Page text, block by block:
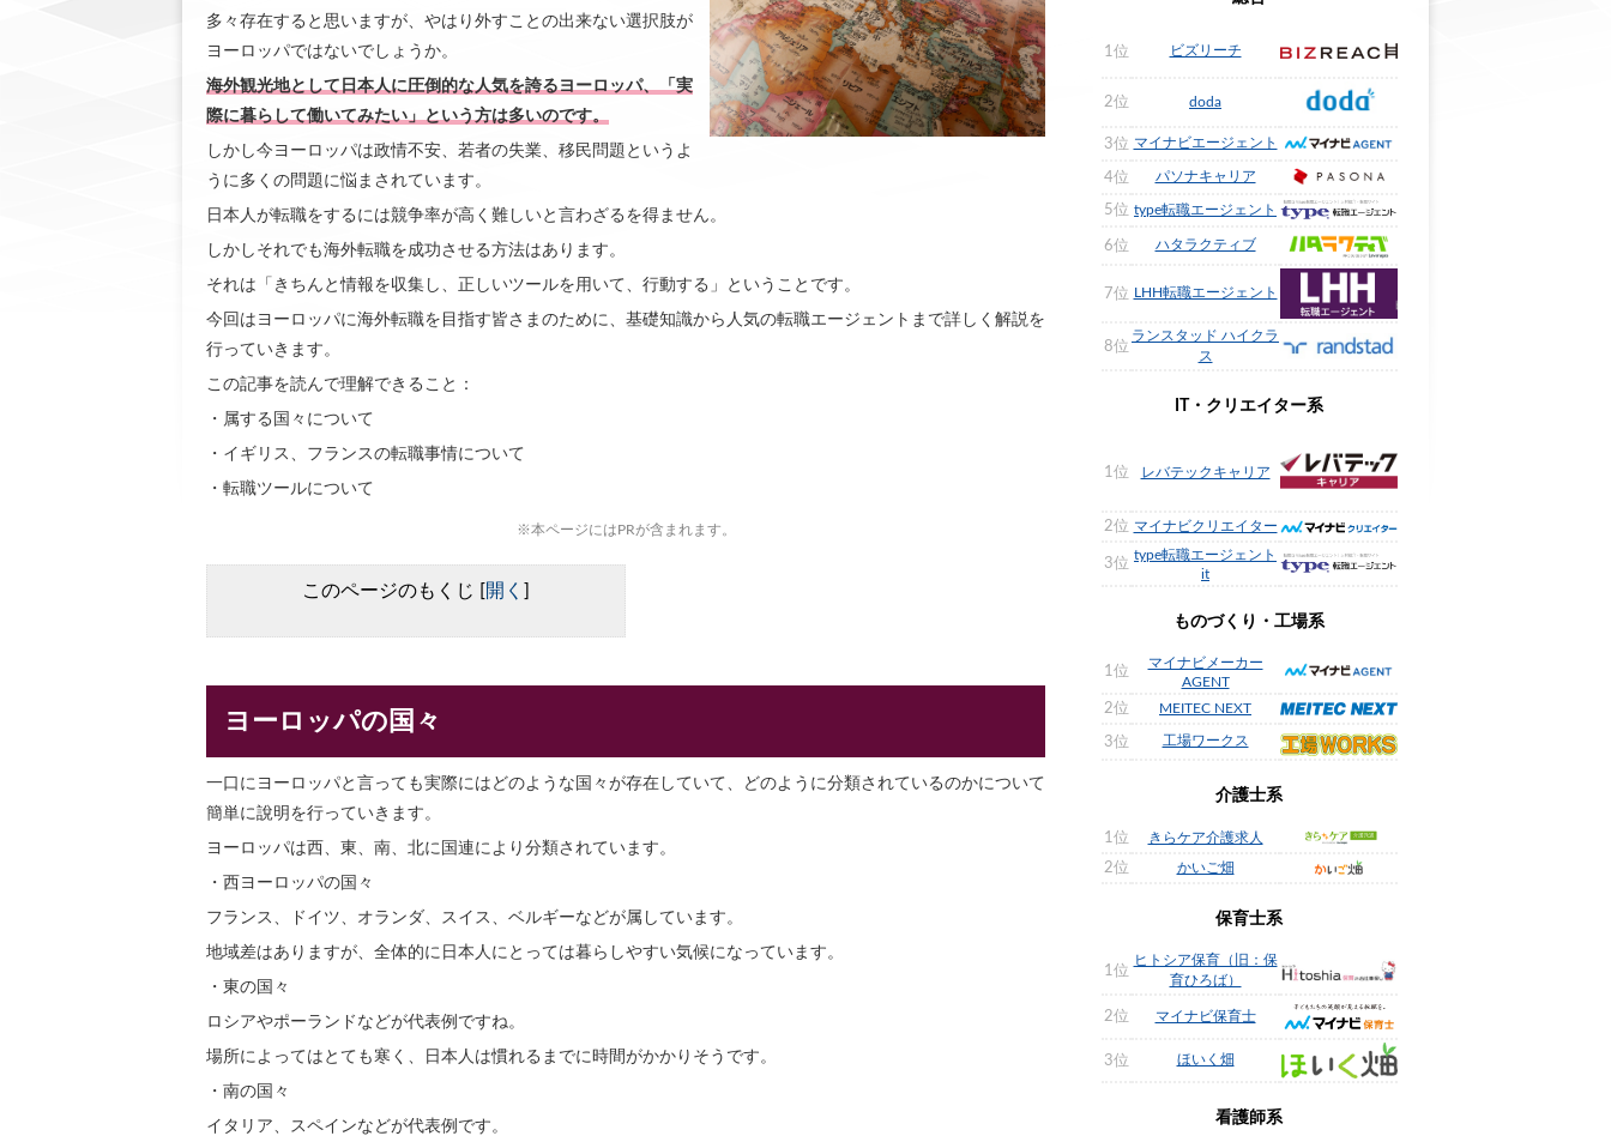
多々存在すると思いますが、やはり外すことの出来ない選択肢が
ヨーロッパではないでしょうか。
海外観光地として日本人に圧倒的な人気を誇るヨーロッパ、「実
際に暮らして働いてみたい」という方は多いのです。
しかし今ヨーロッパは政情不安、若者の失業、移民問題というよ
うに多くの問題に悩まされています。
日本人が転職をするには競争率が高く難しいと言わざるを得ません。
しかしそれでも海外転職を成功させる方法はあります。
それは「きちんと情報を収集し、正しいツールを用いて、行動する」ということです。
今回はヨーロッパに海外転職を目指す皆さまのために、基礎知識から人気の転職エージェントまで詳しく解説を
行っていきます。
この記事を読んで理解できること：
・属する国々について
・イギリス、フランスの転職事情について
・転職ツールについて
※本ページにはPRが含まれます。
このページのもくじ [開く ]
ヨーロッパの国々
一口にヨーロッパと言っても実際にはどのような国々が存在していて、どのように分類されているのかについて
簡単に說明を行っていきます。
ヨーロッパは西、東、南、北に国連により分類されています。
・西ヨーロッパの国々
フランス、ドイツ、オランダ、スイス、ベルギーなどが属しています。
地域差はありますが、全体的に日本人にとっては暮らしやすい気候になっています。
・東の国々
ロシアやポーランドなどが代表例ですね。
場所によってはとても寒く、日本人は慣れるまでに時間がかかりそうです。
・南の国々
イタリア、スペインなどが代表例です。
1位 ビズリーチ
2位 doda
3位 マイナビエージェント
4位 パソナキャリア
5位 type転職エージェント
6位 ハタラクティブ
7位 LHH転職エージェント
8位
ランスタッド ハイクラ
ス
IT・クリエイター系
1位 レバテックキャリア
2位 マイナビクリエイター
3位
type転職エージェント
it
ものづくり・工場系
1位
マイナビメーカー
AGENT
2位 MEITEC NEXT
3位 工場ワークス
介護士系
1位 きらケア介護求人
2位 かいご畑
保育士系
1位
ヒトシア保育（旧：保
育ひろば）
2位 マイナビ保育士
3位 ほいく畑
看護師系